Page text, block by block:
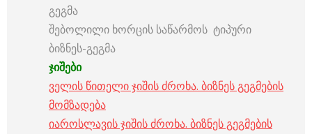
გეგმა
შებოლილი ხორცის საწარმოს ტიპური
ბიზნეს-გეგმა
ჯიშები
ველის წითელი ჯიშის ძროხა. ბიზნეს გეგმების
მომზადება
იაროსლავის ჯიშის ძროხა. ბიზნეს გეგმების